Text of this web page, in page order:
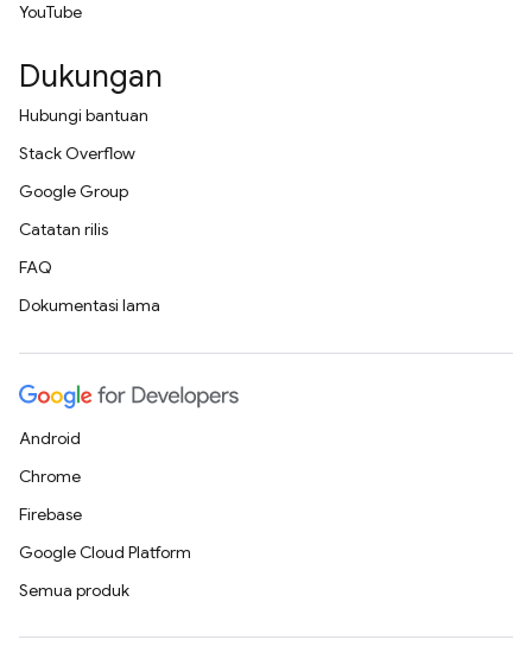
YouTube
Dukungan
Hubungi bantuan
Stack Overflow
Google Group
Catatan rilis
FAQ
Dokumentasi lama
Android
Chrome
Firebase
Google Cloud Platform
Semua produk